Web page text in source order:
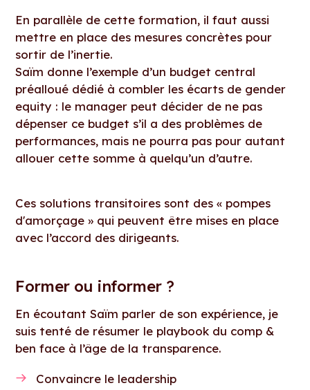
En parallèle de cette formation, il faut aussi
mettre en place des mesures concrètes pour
sortir de l’inertie.
Saïm donne l’exemple d’un budget central
préalloué dédié à combler les écarts de gender
equity : le manager peut décider de ne pas
dépenser ce budget s’il a des problèmes de
performances, mais ne pourra pas pour autant
allouer cette somme à quelqu’un d’autre.
Ces solutions transitoires sont des « pompes
d'amorçage » qui peuvent être mises en place
avec l’accord des dirigeants.
Former ou informer ?
En écoutant Saïm parler de son expérience, je
suis tenté de résumer le playbook du comp &
ben face à l’âge de la transparence.
Convaincre le leadership